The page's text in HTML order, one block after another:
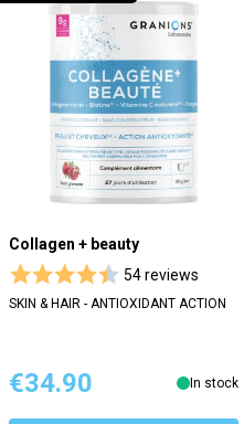
Collagen + beauty
54 reviews
SKIN & HAIR - ANTIOXIDANT ACTION
€34.90 In stock